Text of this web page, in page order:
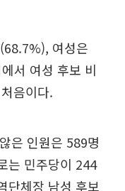
여성은
서 여성 후보 비
음이다.
은 인원은 589명
는 민주당이 244
단체장 남성 후보